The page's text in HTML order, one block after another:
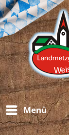
Menü